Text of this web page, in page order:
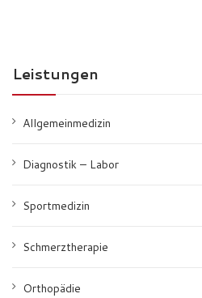
Leistungen
Allgemeinmedizin
Diagnostik – Labor
Sportmedizin
Schmerztherapie
Orthopädie